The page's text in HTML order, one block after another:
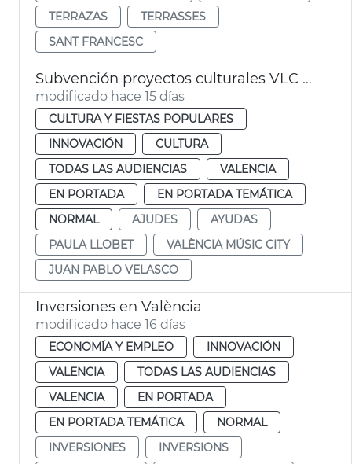
TERRAZAS
TERRASSES
SANT FRANCESC
Subvención proyectos culturales VLC Music City
modificado hace 15 días
CULTURA Y FIESTAS POPULARES
INNOVACIÓN
CULTURA
TODAS LAS AUDIENCIAS
VALENCIA
EN PORTADA
EN PORTADA TEMÁTICA
NORMAL
AJUDES
AYUDAS
PAULA LLOBET
VALÈNCIA MÚSIC CITY
JUAN PABLO VELASCO
Inversiones en València
modificado hace 16 días
ECONOMÍA Y EMPLEO
INNOVACIÓN
VALENCIA
TODAS LAS AUDIENCIAS
VALENCIA
EN PORTADA
EN PORTADA TEMÁTICA
NORMAL
INVERSIONES
INVERSIONS